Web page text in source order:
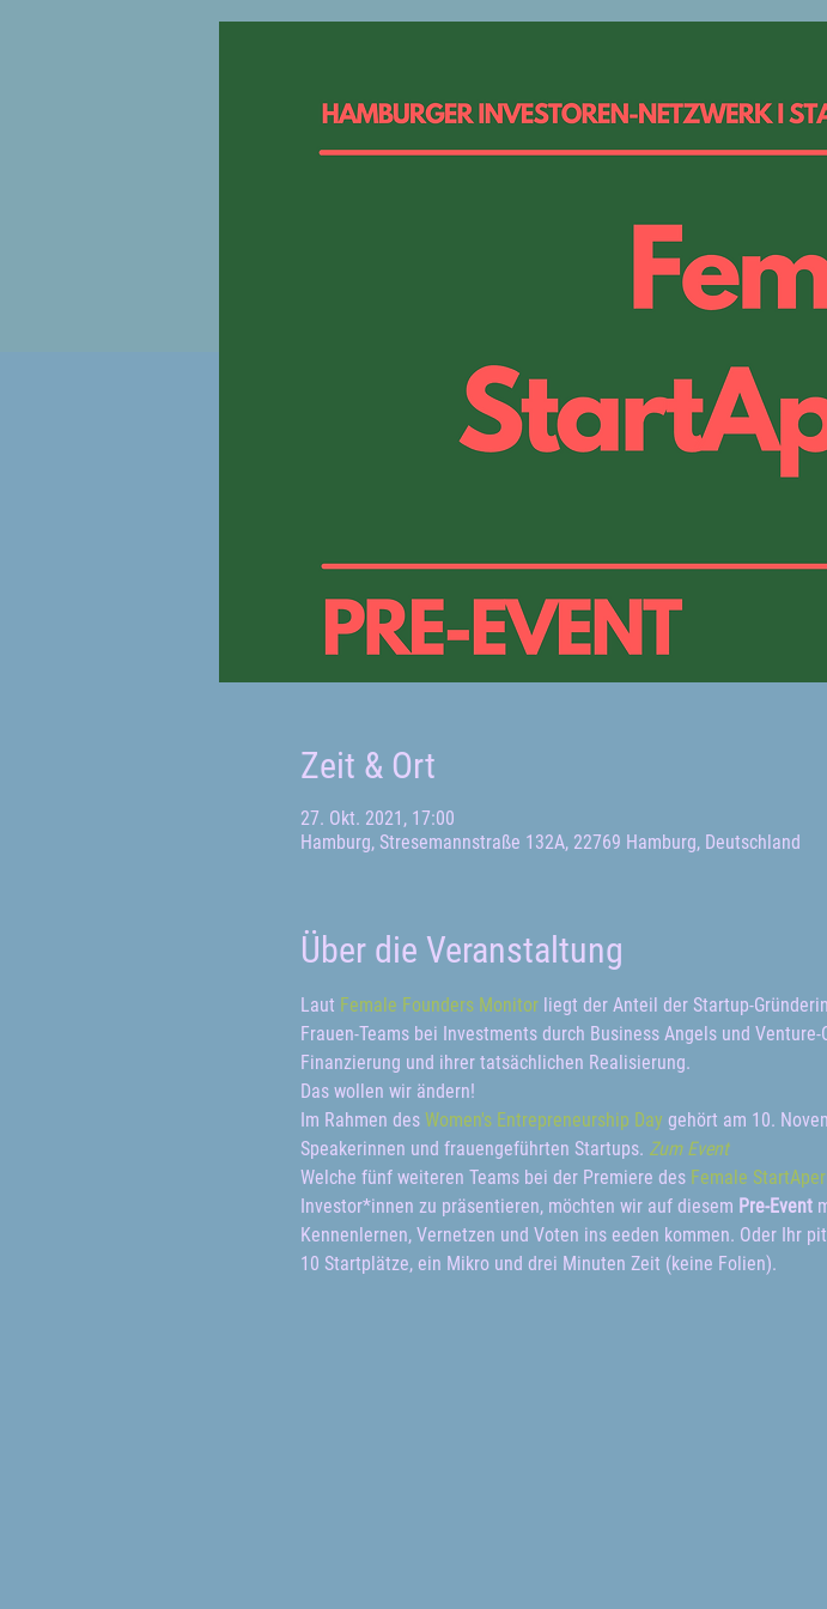
Zeit & Ort
27. Okt. 2021, 17:00
Hamburg, Stresemannstraße 132A, 22769 Hamburg, Deutschland
Über die Veranstaltung
Laut Female Founders Monitor liegt der Anteil der Startup-
Frauen-Teams bei Investments durch Business Angels und
Finanzierung und ihrer tatsächlichen Realisierung.
Das wollen wir ändern!
Im Rahmen des Women's Entrepreneurship Day gehört am 10.
Speakerinnen und frauengeführten Startups. Zum Event
Welche fünf weiteren Teams bei der Premiere des Female
Investor*innen zu präsentieren, möchten wir auf diesem Pre-Event
Kennenlernen, Vernetzen und Voten ins eeden kommen. Oder Ihr
10 Startplätze, ein Mikro und drei Minuten Zeit (keine Folien).